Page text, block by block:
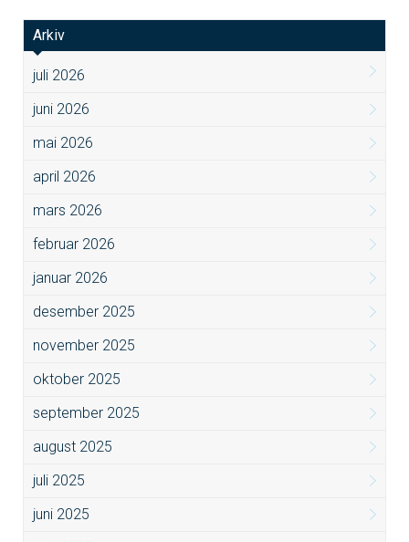
Arkiv
juli 2026
juni 2026
mai 2026
april 2026
mars 2026
februar 2026
januar 2026
desember 2025
november 2025
oktober 2025
september 2025
august 2025
juli 2025
juni 2025